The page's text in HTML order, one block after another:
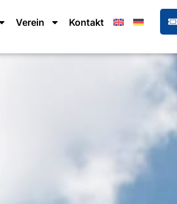
Verein Kontakt